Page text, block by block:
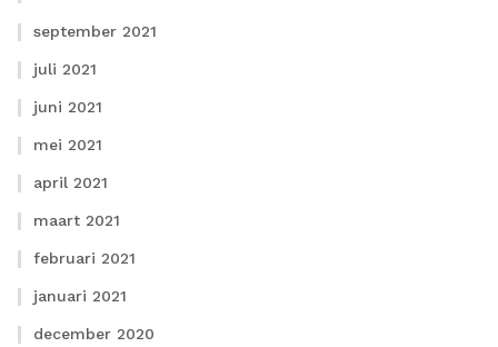
september 2021
juli 2021
juni 2021
mei 2021
april 2021
maart 2021
februari 2021
januari 2021
december 2020